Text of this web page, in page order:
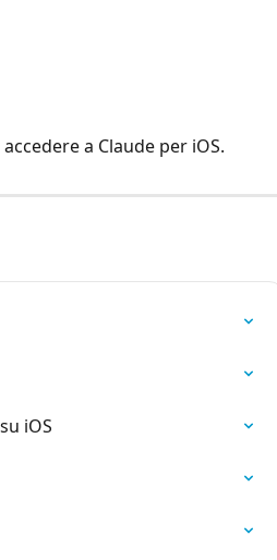
a Claude per iOS.
iOS